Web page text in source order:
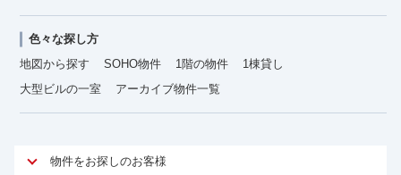
色々な探し方
地図から探す
SOHO物件 1階の物件
1棟貸し
大型ビルの一室
アーカイブ物件一覧
物件をお探しのお客様